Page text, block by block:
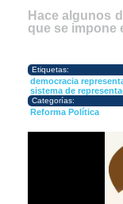
Hace algunos
que se impone
Etiquetas:
democracia
sistema de
Categorías:
Reforma Política